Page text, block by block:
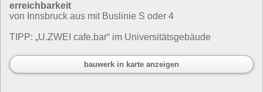
erreichbarkeit
von Innsbruck aus mit Buslinie S oder 4
TIPP: „U.ZWEI cafe.bar“ im Universitätsgebäude
bauwerk in karte anzeigen